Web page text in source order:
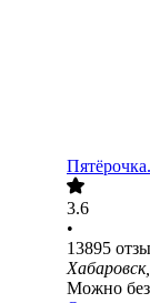
3.6
•
13895
Можно